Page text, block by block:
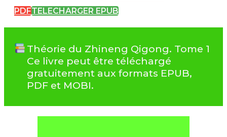
PDFTELECHARGER EPUB
Théorie du Zhineng Qigong. Tome 1
Ce livre peut être téléchargé
gratuitement aux formats EPUB,
PDF et MOBI.